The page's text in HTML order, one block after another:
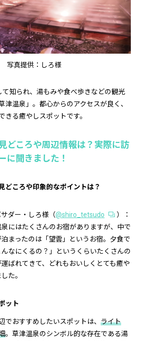
写真提供：しろ様
て知られ、湯もみや食べ歩きなどの観光
津温泉」。都心からのアクセスが良く、
きる癒やしスポットです。
どころや周辺情報は？実際に訪
に聞きました！
ころや印象的なポイントは？
ダー・しろ様（@shiro_tetsudo
）：
にはたくさんのお宿がありますが、中で
泊まったのは「望雲」というお宿。夕食で
んなにくるの？」というくらいたくさんの
ばれてきて、どれもおいしくとても癒や
た。
ット
でおすすめしたいスポットは、 ライト
。草津温泉のシンボル的な存在である湯